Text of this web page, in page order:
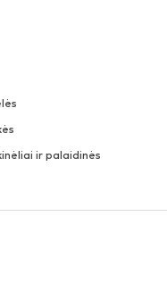
ir palaidinės
ir tunikos